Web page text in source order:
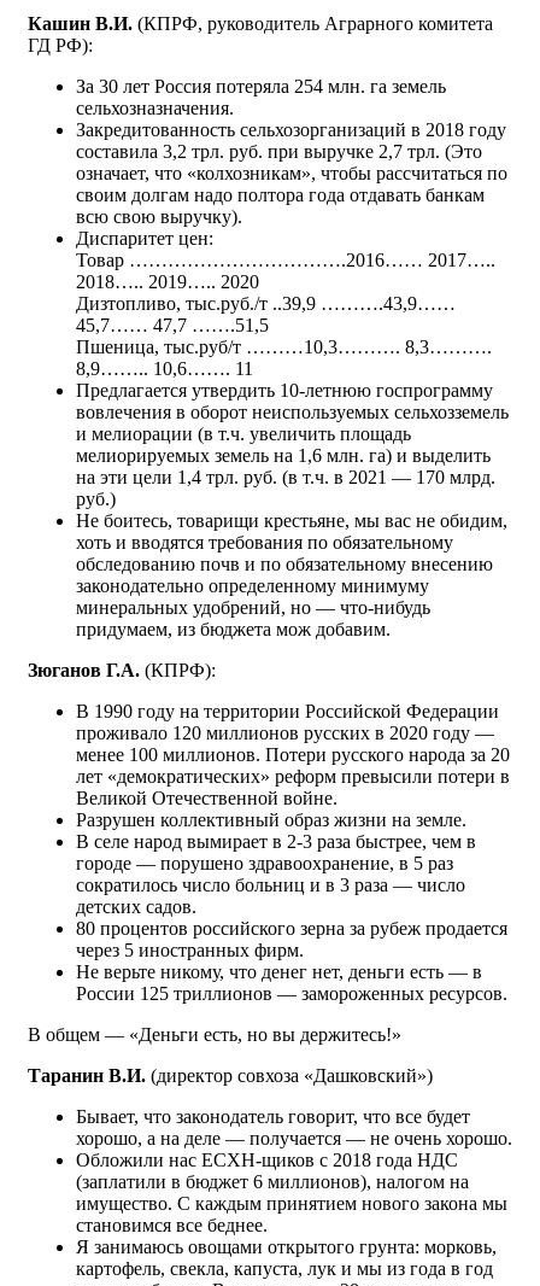
Кашин В.И. (КПРФ, руководитель Аграрного комитета
ГД РФ):
За 30 лет Россия потеряла 254 млн. га земель
сельхозназначения.
Закредитованность сельхозорганизаций в 2018 году
составила 3,2 трл. руб. при выручке 2,7 трл. (Это
означает, что «колхозникам», чтобы рассчитаться по
своим долгам надо полтора года отдавать банкам
всю свою выручку).
Диспаритет цен:
Товар …………………………….2016…… 2017…..
2018….. 2019….. 2020
Дизтопливо, тыс.руб./т ..39,9 ……….43,9……
45,7…… 47,7 …….51,5
Пшеница, тыс.руб/т ………10,3………. 8,3……….
8,9…….. 10,6……. 11
Предлагается утвердить 10-летнюю госпрограмму
вовлечения в оборот неиспользуемых сельхозземель
и мелиорации (в т.ч. увеличить площадь
мелиорируемых земель на 1,6 млн. га) и выделить
на эти цели 1,4 трл. руб. (в т.ч. в 2021 — 170 млрд.
руб.)
Не боитесь, товарищи крестьяне, мы вас не обидим,
хоть и вводятся требования по обязательному
обследованию почв и по обязательному внесению
законодательно определенному минимуму
минеральных удобрений, но — что-нибудь
придумаем, из бюджета мож добавим.
Зюганов Г.А. (КПРФ):
В 1990 году на территории Российской Федерации
проживало 120 миллионов русских в 2020 году —
менее 100 миллионов. Потери русского народа за 20
лет «демократических» реформ превысили потери в
Великой Отечественной войне.
Разрушен коллективный образ жизни на земле.
В селе народ вымирает в 2-3 раза быстрее, чем в
городе — порушено здравоохранение, в 5 раз
сократилось число больниц и в 3 раза — число
детских садов.
80 процентов российского зерна за рубеж продается
через 5 иностранных фирм.
Не верьте никому, что денег нет, деньги есть — в
России 125 триллионов — замороженных ресурсов.
В общем — «Деньги есть, но вы держитесь!»
Таранин В.И. (директор совхоза «Дашковский»)
Бывает, что законодатель говорит, что все будет
хорошо, а на деле — получается — не очень хорошо.
Обложили нас ЕСХН-щиков с 2018 года НДС
(заплатили в бюджет 6 миллионов), налогом на
имущество. С каждым принятием нового закона мы
становимся все беднее.
Я занимаюсь овощами открытого грунта: морковь,
картофель, свекла, капуста, лук и мы из года в год